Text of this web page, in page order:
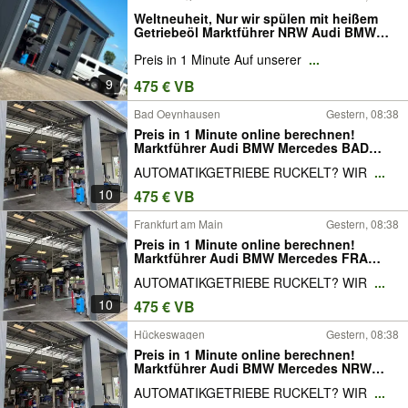
9
Weltneuheit, Nur wir spülen mit heißem
Getriebeöl Marktführer NRW Audi BMW
Getriebespülung Getriebeölspülung
Preis in 1 Minute Auf unserer ...
475 € VB
10
Bad Oeynhausen Gestern, 08:38
Preis in 1 Minute online berechnen!
Marktführer Audi BMW Mercedes BAD
Getriebeölspülung Getriebeölwechsel
AUTOMATIKGETRIEBE RUCKELT? WIR ...
475 € VB
10
Frankfurt am Main Gestern, 08:38
Preis in 1 Minute online berechnen!
Marktführer Audi BMW Mercedes FRA
Getriebeölspülung Getriebeölwechsel
AUTOMATIKGETRIEBE RUCKELT? WIR ...
475 € VB
Hückeswagen Gestern, 08:38
Preis in 1 Minute online berechnen!
Marktführer Audi BMW Mercedes NRW
Getriebeölspülung Getriebeölwechsel
AUTOMATIKGETRIEBE RUCKELT? WIR ...